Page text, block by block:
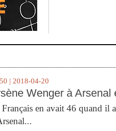
| 2018-04-20
Wenger à Arsenal
en avait 46 quand il